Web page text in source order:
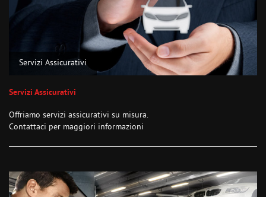
Servizi Assicurativi
Servizi Assicurativi
Offriamo servizi assicurativi su misura.
Contattaci per maggiori informazioni